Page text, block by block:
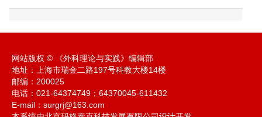
网站版权 © 《外科理论与实践》编辑部
地址：上海市瑞金二路197号科教大楼14楼
邮编：200025
电话：021-64374749；64370045-611432
E-mail： surgrj@163.com